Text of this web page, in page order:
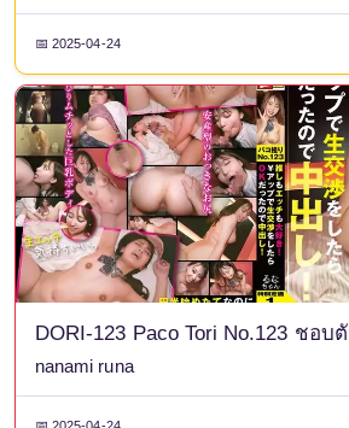
📅 2025-04-24
nanami runa